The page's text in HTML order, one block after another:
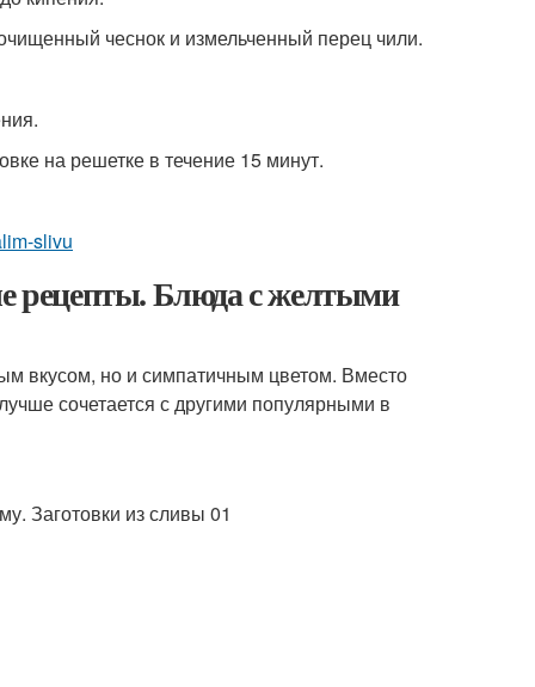
чеснок и измельченный перец чили.
на решетке в течение 15 минут.
slivu
рецепты. Блюда с желтыми
вкусом, но и симпатичным цветом. Вместо
сочетается с другими популярными в